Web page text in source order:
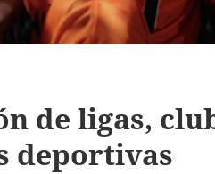
de ligas,
deportivas